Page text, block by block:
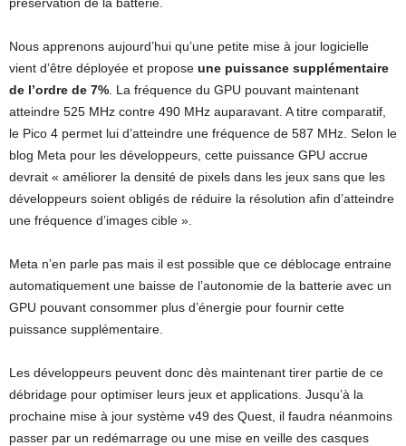
Nous apprenons aujourd’hui qu’une petite mise à jour logicielle
vient d’être déployée et propose une puissance supplémentaire
de l’ordre de 7% . La fréquence du GPU pouvant maintenant
atteindre 525 MHz contre 490 MHz auparavant. A titre comparatif,
le Pico 4 permet lui d’atteindre une fréquence de 587 MHz. Selon le
blog Meta pour les développeurs, cette puissance GPU accrue
devrait « améliorer la densité de pixels dans les jeux sans que les
développeurs soient obligés de réduire la résolution afin d’atteindre
une fréquence d’images cible ».
Meta n’en parle pas mais il est possible que ce déblocage entraine
automatiquement une baisse de l’autonomie de la batterie avec un
GPU pouvant consommer plus d’énergie pour fournir cette
puissance supplémentaire.
Les développeurs peuvent donc dès maintenant tirer partie de ce
débridage pour optimiser leurs jeux et applications. Jusqu’à la
prochaine mise à jour système v49 des Quest, il faudra néanmoins
passer par un redémarrage ou une mise en veille des casques